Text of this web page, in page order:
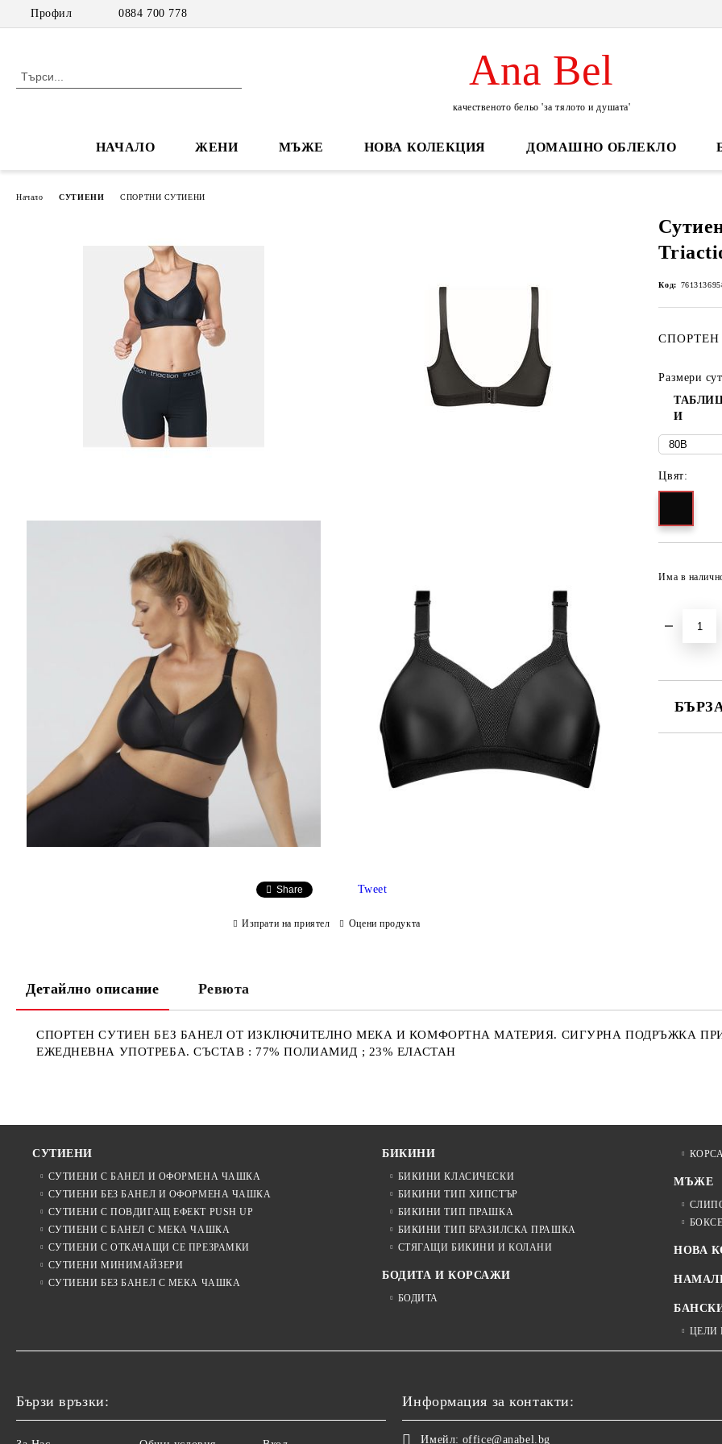
Профил 0884 700 778
Ana Bel
качественото бельо 'за тялото и душата'
НАЧАЛО ЖЕНИ МЪЖЕ НОВА КОЛЕКЦИЯ ДОМАШНО ОБЛЕКЛО
Начало СУТИЕНИ СПОРТНИ СУТИЕНИ
Код:
СПОРТЕН
Размери
И
Цвят:
Има в
Share Tweet
Изпрати на приятел Оцени продукта
Детайлно описание Ревюта
СПОРТЕН СУТИЕН БЕЗ БАНЕЛ ОТ ИЗКЛЮЧИТЕЛНО МЕКА И КОМФОРТНА МАТЕРИЯ. СИГУРНА ПОДРЪЖКА
ЕЖЕДНЕВНА УПОТРЕБА. СЪСТАВ : 77% ПОЛИАМИД ; 23% ЕЛАСТАН
СУТИЕНИ
СУТИЕНИ С БАНЕЛ И ОФОРМЕНА ЧАШКА
СУТИЕНИ БЕЗ БАНЕЛ И ОФОРМЕНА ЧАШКА
СУТИЕНИ С ПОВДИГАЩ ЕФЕКТ PUSH UP
СУТИЕНИ С БАНЕЛ С МЕКА ЧАШКА
СУТИЕНИ С ОТКАЧАЩИ СЕ ПРЕЗРАМКИ
СУТИЕНИ МИНИМАЙЗЕРИ
СУТИЕНИ БЕЗ БАНЕЛ С МЕКА ЧАШКА
БИКИНИ
БИКИНИ КЛАСИЧЕСКИ
БИКИНИ ТИП ХИПСТЪР
БИКИНИ ТИП ПРАШКА
БИКИНИ ТИП БРАЗИЛСКА ПРАШКА
СТЯГАЩИ БИКИНИ И КОЛАНИ
БОДИТА И КОРСАЖИ
БОДИТА
МЪЖЕ
НОВА
ЦЕЛИ
Бързи връзки: Информация за контакти:
Имейл: office@anabel.bg